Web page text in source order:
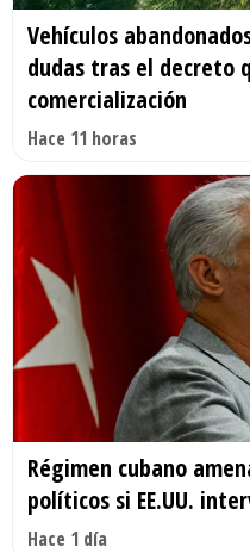
Vehículos
dudas tras el decreto
comercialización
Hace 11 horas
Régimen cubano
políticos si EE.UU.
Hace 1 día